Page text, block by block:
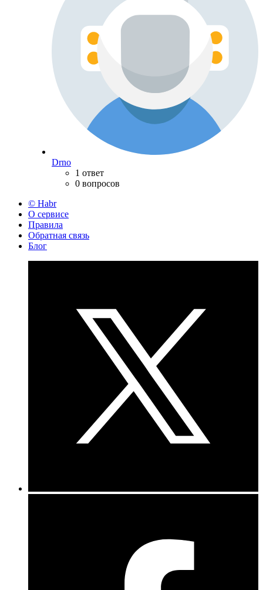
Drno
1 ответ
0 вопросов
© Habr
О сервисе
Правила
Обратная связь
Блог